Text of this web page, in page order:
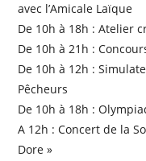
avec l’Amicale Laïque
De 10h à 18h : Atelier
De 10h à 21h :
De 10h à 12h :
Pêcheurs
De 10h à 18h :
A 12h : Concert de la
Dore »